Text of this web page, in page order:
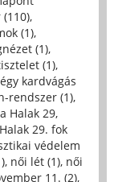
,
(1),
(1),
(1),
kardvágás
rendszer (1),
Halak 29,
29. fok
védelem
, női lét (1), női
11. (2),